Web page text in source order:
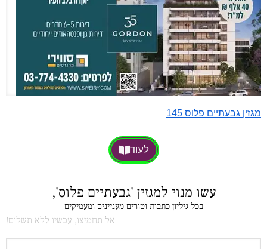
מגזין גבעתיים פלוס 145
לעוד
עשו מנוי למגזין 'גבעתיים פלוס',
בכל גיליון כתבות וטורים מעניינים ומעמיקים
אל תחמיצו, עכשיו ללא תשלום!